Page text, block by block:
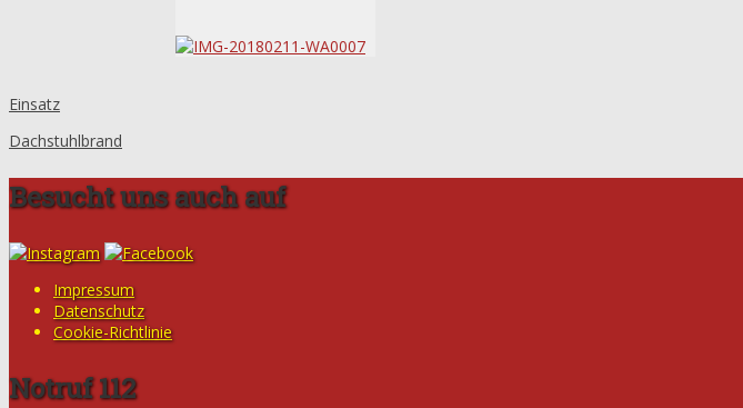
Einsatz
Dachstuhlbrand
Besucht uns auch auf
Impressum
Datenschutz
Cookie-Richtlinie
Notruf 112